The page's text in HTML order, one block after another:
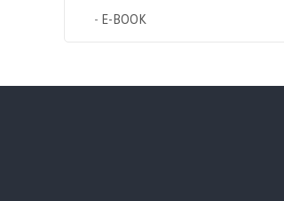
- E-BOOK